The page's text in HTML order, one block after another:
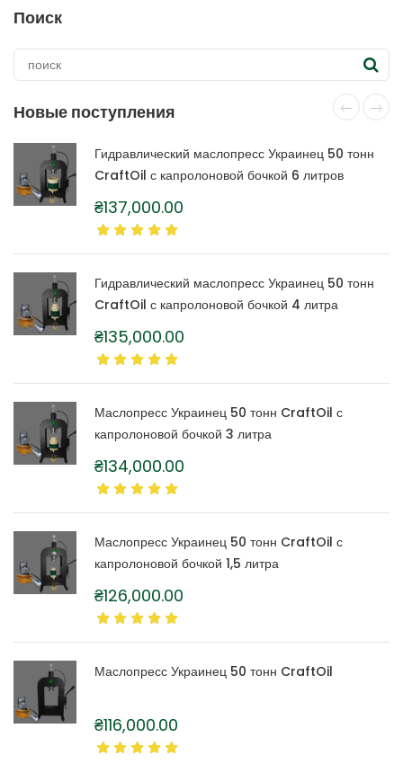
несколько
вариаций.
Опции
можно
выбрать
на
странице
товара.
Поиск
Новые поступления
Гидравлический маслопресс Украинец 50 тонн
CraftOil с капролоновой бочкой 6 литров
₴137,000.00
Гидравлический маслопресс Украинец 50 тонн
CraftOil с капролоновой бочкой 4 литра
₴135,000.00
Маслопресс Украинец 50 тонн CraftOil с
капролоновой бочкой 3 литра
₴134,000.00
Маслопресс Украинец 50 тонн CraftOil с
капролоновой бочкой 1,5 литра
₴126,000.00
Маслопресс Украинец 50 тонн CraftOil
₴116,000.00